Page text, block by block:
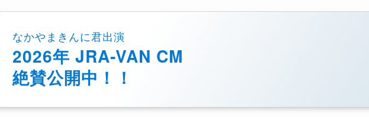
なかやまきんに君出演
2026年 JRA-VAN CM
絶賛公開中！！